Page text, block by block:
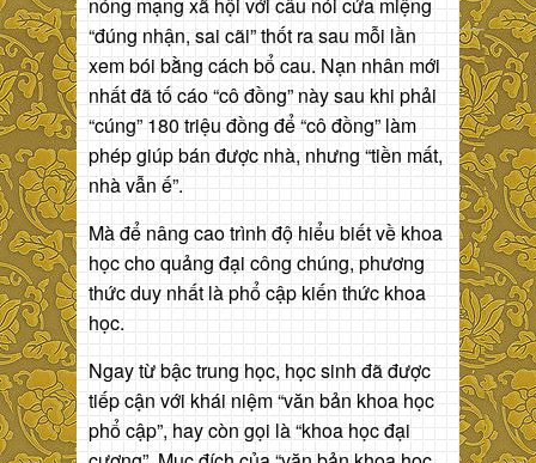
“đúng nhận, sai cãi” thốt ra sau mỗi lần
xem bói bằng cách bổ cau. Nạn nhân mới
nhất đã tố cáo “cô đồng” này sau khi phải
“cúng” 180 triệu đồng để “cô đồng” làm
phép giúp bán được nhà, nhưng “tiền mất,
nhà vẫn ế”.
Mà để nâng cao trình độ hiểu biết về khoa
học cho quảng đại công chúng, phương
thức duy nhất là phổ cập kiến thức khoa
học.
Ngay từ bậc trung học, học sinh đã được
tiếp cận với khái niệm “văn bản khoa học
phổ cập”, hay còn gọi là “khoa học đại